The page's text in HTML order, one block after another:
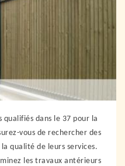
qualifiés dans le 37 pour la
vous de rechercher des
qualité de leurs services.
les travaux antérieurs